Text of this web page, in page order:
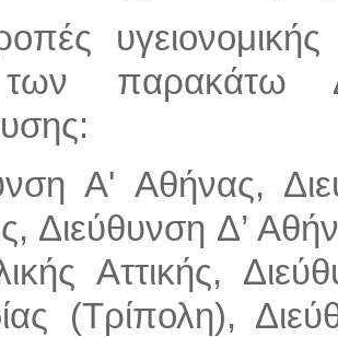
παρακάτω
Α' Αθήνας,
Διεύθυνση Δ’
Αττικής,
(Τρίπολη),